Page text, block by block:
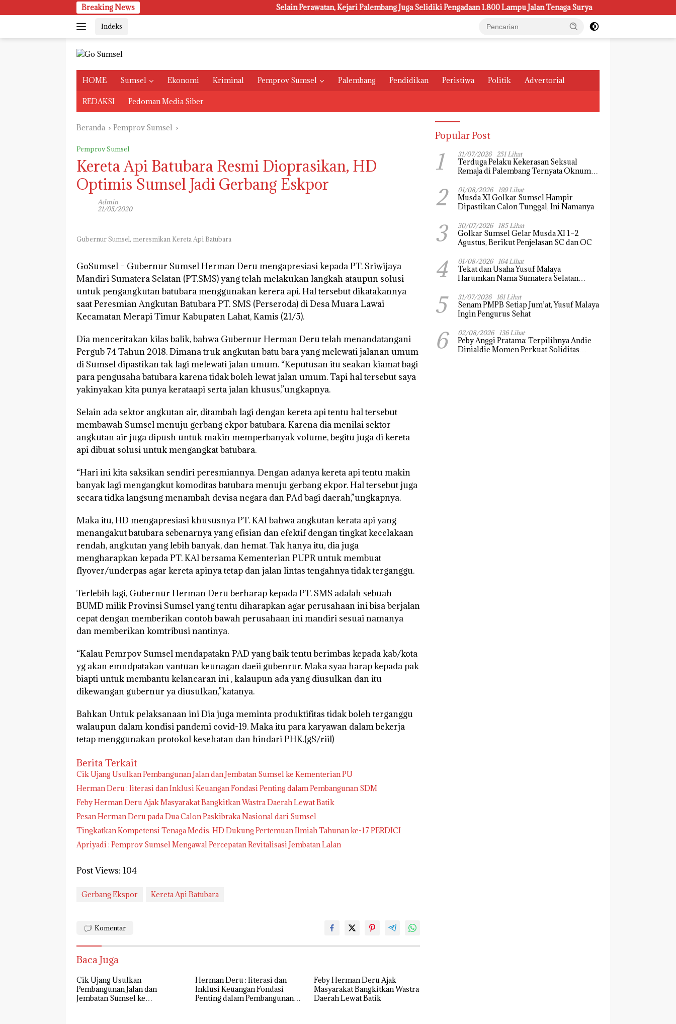
ke
Breaking News Selain Perawatan, Kejari Palembang Juga Selidiki Pengadaan 1.800 Lampu Jalan Tenaga Surya Kasus Pemeliharaan
Indeks
HOME Sumsel Ekonomi Kriminal Pemprov Sumsel Palembang Pendidikan Peristiwa Politik Advertorial
REDAKSI Pedoman Media Siber
Beranda Pemprov Sumsel
Pemprov Sumsel
Kereta Api Batubara Resmi Dioprasikan, HD
Optimis Sumsel Jadi Gerbang Eskpor
Admin
21/05/2020
Gubernur Sumsel, meresmikan Kereta Api Batubara
GoSumsel – Gubernur Sumsel Herman Deru mengapresiasi kepada PT. Sriwijaya
Mandiri Sumatera Selatan (PT.SMS) yang telah melakukan langkah ataupun solusi
untuk pengangkutan batubara menggunakan kerera api. Hal tersebut dikatakannya
saat Peresmian Angkutan Batubara PT. SMS (Perseroda) di Desa Muara Lawai
Kecamatan Merapi Timur Kabupaten Lahat, Kamis (21/5).
Dia menceritakan kilas balik, bahwa Gubernur Herman Deru telah menandatangani
Pergub 74 Tahun 2018. Dimana truk angkutan batu bara yang melewati jalanan umum
di Sumsel dipastikan tak lagi melewati jalan umum. “Keputusan itu seakan kiamat bagi
para pengusaha batubara karena tidak boleh lewat jalan umum. Tapi hal tersebut saya
yakinyakan kita punya kerataapi serta jalan khusus,”ungkapnya.
Selain ada sektor angkutan air, ditambah lagi dengan kereta api tentu hal tersebut
membawah Sumsel menuju gerbang ekpor batubara. Karena dia menilai sektor
angkutan air juga dipush untuk makin memperbanyak volume, begitu juga di kereta
api dibuat solusi untuk mengangkat batubara.
“Hari ini kita saksikan sendiri peresmiannya. Dengan adanya kereta api tentu makin
banyak lagi mengangkut komoditas batubara menuju gerbang ekpor. Hal tersebut juga
secara tidka langsung menambah devisa negara dan PAd bagi daerah,”ungkapnya.
Maka itu, HD mengapresiasi khususnya PT. KAI bahwa angkutan kerata api yang
menangakut batubara sebenarnya yang efisian dan efektif dengan tingkat kecelakaan
rendah, angkutan yang lebih banyak, dan hemat. Tak hanya itu, dia juga
mengharapkan kepada PT. KAI bersama Kementerian PUPR untuk membuat
flyover/underpas agar kereta apinya tetap dan jalan lintas tengahnya tidak terganggu.
Terlebih lagi, Gubernur Herman Deru berharap kepada PT. SMS adalah sebuah
BUMD milik Provinsi Sumsel yang tentu diharapkan agar perusahaan ini bisa berjalan
cepat dengan memberikan contoh bawah perusahaan ini mandiri sesuai namanya
dan memberikan komtribusi nantinya.
“Kalau Pemrpov Sumsel mendapatakn PAD yang baik tentu berimbas kepada kab/kota
yg akan emndpatakan vantuan keunagan daeii gubenrur. Maka syaa harap kepada pak
biapti untuk membantu kelancaran ini , kalaupun ada yang diusulkan dan itu
dikewangan gubernur ya diusulkan,”katanya.
Bahkan Untuk pelaksanaan ini Dia juga meminta produktifitas tidak boleh terganggu
walaupun dalam kondisi pandemi covid-19. Maka itu para karyawan dalam bekerja
tetap menggunakan protokol kesehatan dan hindari PHK.(gS/riil)
Berita Terkait
Cik Ujang Usulkan Pembangunan Jalan dan Jembatan Sumsel ke Kementerian PU
Herman Deru : literasi dan Inklusi Keuangan Fondasi Penting dalam Pembangunan SDM
Feby Herman Deru Ajak Masyarakat Bangkitkan Wastra Daerah Lewat Batik
Pesan Herman Deru pada Dua Calon Paskibraka Nasional dari Sumsel
Tingkatkan Kompetensi Tenaga Medis, HD Dukung Pertemuan Ilmiah Tahunan ke-17 PERDICI
Apriyadi : Pemprov Sumsel Mengawal Percepatan Revitalisasi Jembatan Lalan
Post Views: 104
Gerbang Ekspor Kereta Api Batubara
Komentar
Baca Juga
Cik Ujang Usulkan
Pembangunan Jalan dan
Jembatan Sumsel ke
Herman Deru : literasi dan
Inklusi Keuangan Fondasi
Penting dalam Pembangunan
Feby Herman Deru Ajak
Masyarakat Bangkitkan Wastra
Daerah Lewat Batik
Popular Post
1 31/07/2026 251 Lihat
Terduga Pelaku Kekerasan Seksual
Remaja di Palembang Ternyata Oknum
2 01/08/2026 199 Lihat
Musda XI Golkar Sumsel Hampir
Dipastikan Calon Tunggal, Ini Namanya
3 30/07/2026 185 Lihat
Golkar Sumsel Gelar Musda XI 1–2
Agustus, Berikut Penjelasan SC dan OC
4 01/08/2026 164 Lihat
Tekat dan Usaha Yusuf Malaya
Harumkan Nama Sumatera Selatan
5 31/07/2026 161 Lihat
Senam PMPB Setiap Jum’at, Yusuf Malaya
Ingin Pengurus Sehat
6 02/08/2026 136 Lihat
Peby Anggi Pratama: Terpilihnya Andie
Dinialdie Momen Perkuat Soliditas